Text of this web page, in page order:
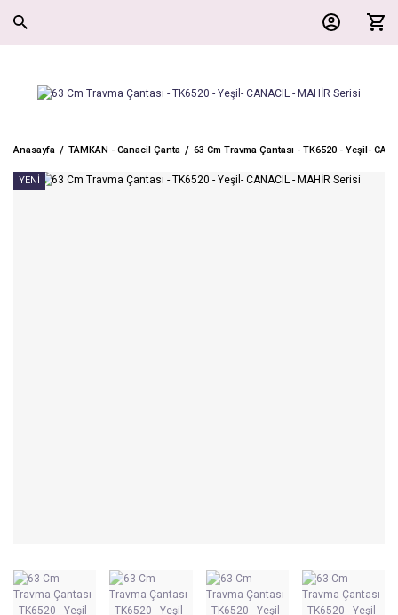
Anasayfa TAMKAN - Canacil Çanta 63 Cm Travma Çantası - TK6520 - Yeşil-
YENİ